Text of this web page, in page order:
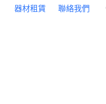
器材租賃 聯絡我們